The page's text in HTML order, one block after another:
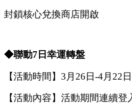
封鎖核心兌換商店開啟
◆聯動7 日幸運轉盤
【活動時間】 3月 26 日-4月 22 日
【活動內容】活動期間連續